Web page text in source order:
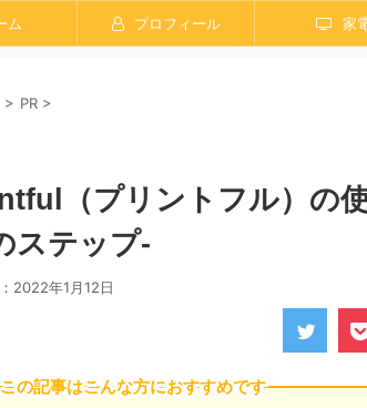
ム プロフィール 家
> PR >
（プリントフル）の
ステップ-
2022年1月12日
この記事はこんな方におすすめです